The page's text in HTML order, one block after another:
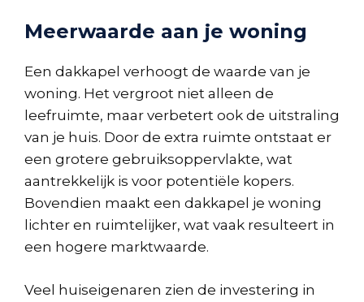
Meerwaarde aan je woning
Een dakkapel verhoogt de waarde van je
woning. Het vergroot niet alleen de
leefruimte, maar verbetert ook de uitstraling
van je huis. Door de extra ruimte ontstaat er
een grotere gebruiksoppervlakte, wat
aantrekkelijk is voor potentiële kopers.
Bovendien maakt een dakkapel je woning
lichter en ruimtelijker, wat vaak resulteert in
een hogere marktwaarde.
Veel huiseigenaren zien de investering in